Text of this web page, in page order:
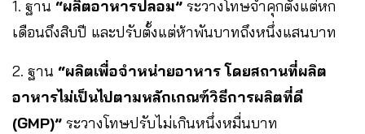
1. ฐาน “ผลิตอาหารปลอม” ระวางโทษจำคุกตั้งแต่หก
เดือนถึงสิบปี และปรับตั้งแต่ห้าพันบาทถึงหนึ่งแสนบาท
2. ฐาน “ผลิตเพื่อจำหน่ายอาหาร โดยสถานที่ผลิต
อาหารไม่เป็นไปตามหลักเกณฑ์วิธีการผลิตที่ดี
(GMP)” ระวางโทษปรับไม่เกินหนึ่งหมื่นบาท